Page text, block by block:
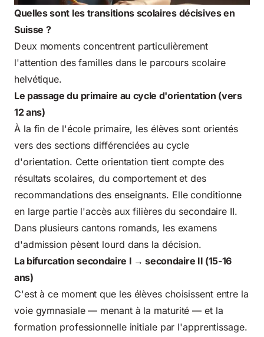
Quelles sont les transitions scolaires décisives en
Suisse ?
Deux moments concentrent particulièrement
l'attention des familles dans le parcours scolaire
helvétique.
Le passage du primaire au cycle d'orientation (vers
12 ans)
À la fin de l'école primaire, les élèves sont orientés
vers des sections différenciées au cycle
d'orientation. Cette orientation tient compte des
résultats scolaires, du comportement et des
recommandations des enseignants. Elle conditionne
en large partie l'accès aux filières du secondaire II.
Dans plusieurs cantons romands, les examens
d'admission pèsent lourd dans la décision.
La bifurcation secondaire I → secondaire II (15-16
ans)
C'est à ce moment que les élèves choisissent entre la
voie gymnasiale — menant à la maturité — et la
formation professionnelle initiale par l'apprentissage.